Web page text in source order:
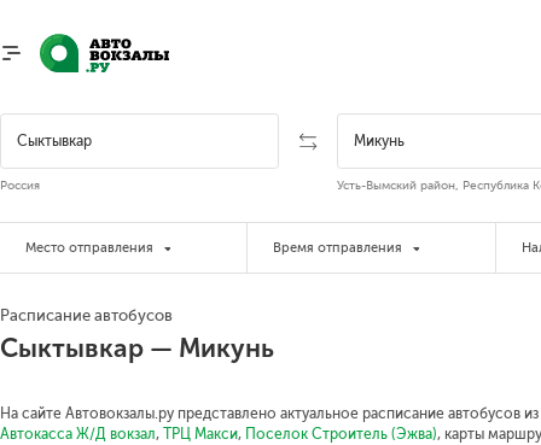
Россия Усть-Вымский район, Республика
Место отправления Время отправления
Расписание автобусов
Сыктывкар — Микунь
На сайте Автовокзалы.ру представлено актуальное расписание автобусов
Автокасса Ж/Д вокзал, ТРЦ Макси, Поселок Строитель (Эжва), карты